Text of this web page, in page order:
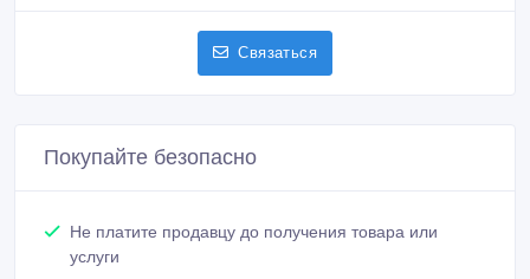
Связаться
Покупайте безопасно
Не платите продавцу до получения товара или
услуги